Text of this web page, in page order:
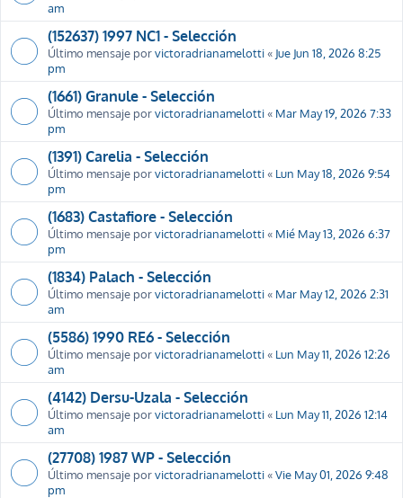
am
(152637) 1997 NC1 - Selección
Último mensaje porvictoradrianamelotti« Jue Jun 18, 2026 8:25
pm
(1661) Granule - Selección
Último mensaje porvictoradrianamelotti« Mar May 19, 2026 7:33
pm
(1391) Carelia - Selección
Último mensaje porvictoradrianamelotti« Lun May 18, 2026 9:54
pm
(1683) Castafiore - Selección
Último mensaje porvictoradrianamelotti« Mié May 13, 2026 6:37
pm
(1834) Palach - Selección
Último mensaje porvictoradrianamelotti« Mar May 12, 2026 2:31
am
(5586) 1990 RE6 - Selección
Último mensaje porvictoradrianamelotti« Lun May 11, 2026 12:26
am
(4142) Dersu-Uzala - Selección
Último mensaje porvictoradrianamelotti« Lun May 11, 2026 12:14
am
(27708) 1987 WP - Selección
Último mensaje porvictoradrianamelotti«Vie May 01, 2026 9:48
pm